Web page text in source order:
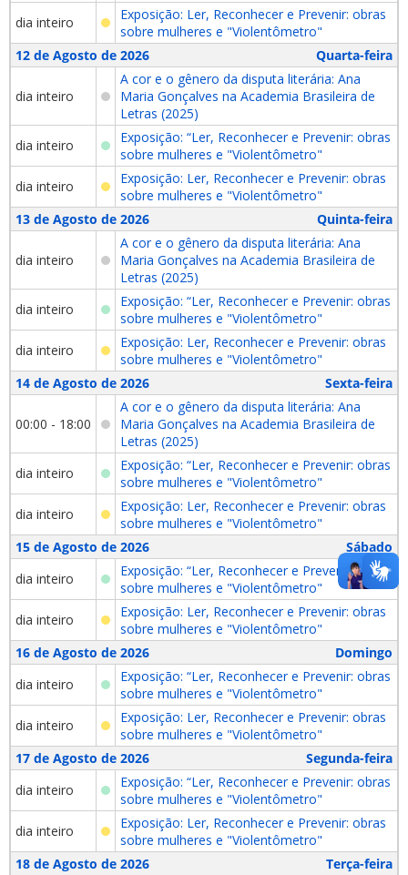
dia inteiro
Exposição: Ler, Reconhecer e Prevenir: obras
sobre mulheres e "Violentômetro"
12 de Agosto de 2026
Quarta-feira
dia inteiro
A cor e o gênero da disputa literária: Ana
Maria Gonçalves na Academia Brasileira de
Letras (2025)
dia inteiro
Exposição: “Ler, Reconhecer e Prevenir: obras
sobre mulheres e "Violentômetro"
dia inteiro
Exposição: Ler, Reconhecer e Prevenir: obras
sobre mulheres e "Violentômetro"
13 de Agosto de 2026
Quinta-feira
dia inteiro
A cor e o gênero da disputa literária: Ana
Maria Gonçalves na Academia Brasileira de
Letras (2025)
dia inteiro
Exposição: “Ler, Reconhecer e Prevenir: obras
sobre mulheres e "Violentômetro"
dia inteiro
Exposição: Ler, Reconhecer e Prevenir: obras
sobre mulheres e "Violentômetro"
14 de Agosto de 2026
Sexta-feira
00:00 - 18:00
A cor e o gênero da disputa literária: Ana
Maria Gonçalves na Academia Brasileira de
Letras (2025)
dia inteiro
Exposição: “Ler, Reconhecer e Prevenir: obras
sobre mulheres e "Violentômetro"
dia inteiro
Exposição: Ler, Reconhecer e Prevenir: obras
sobre mulheres e "Violentômetro"
15 de Agosto de 2026
Sábado
dia inteiro
Exposição: “Ler, Reconhecer e Prevenir: obras
sobre mulheres e "Violentômetro"
dia inteiro
Exposição: Ler, Reconhecer e Prevenir: obras
sobre mulheres e "Violentômetro"
16 de Agosto de 2026
Domingo
dia inteiro
Exposição: “Ler, Reconhecer e Prevenir: obras
sobre mulheres e "Violentômetro"
dia inteiro
Exposição: Ler, Reconhecer e Prevenir: obras
sobre mulheres e "Violentômetro"
17 de Agosto de 2026
Segunda-feira
dia inteiro
Exposição: “Ler, Reconhecer e Prevenir: obras
sobre mulheres e "Violentômetro"
dia inteiro
Exposição: Ler, Reconhecer e Prevenir: obras
sobre mulheres e "Violentômetro"
18 de Agosto de 2026
Terça-feira